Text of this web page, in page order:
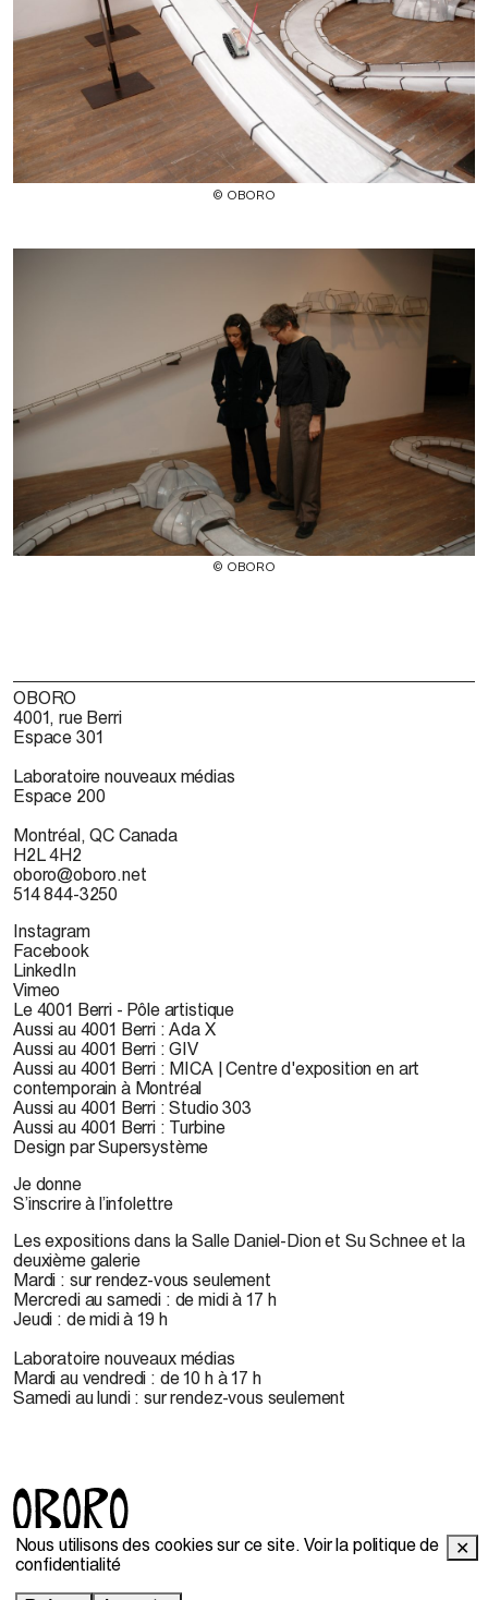
© OBORO
© OBORO
OBORO
4001, rue Berri
Espace 301
Laboratoire nouveaux médias
Espace 200
Montréal, QC Canada
H2L 4H2
oboro@oboro.net
514 844-3250
Instagram
Facebook
LinkedIn
Vimeo
Le 4001 Berri - Pôle artistique
Aussi au 4001 Berri : Ada X
Aussi au 4001 Berri : GIV
Aussi au 4001 Berri : MICA | Centre d'exposition en art
contemporain à Montréal
Aussi au 4001 Berri : Studio 303
Aussi au 4001 Berri : Turbine
Design par Supersystème
Je donne
S’inscrire à l’infolettre
Les expositions dans la Salle Daniel-Dion et Su Schnee et la
deuxième galerie
Mardi : sur rendez-vous seulement
Mercredi au samedi : de midi à 17 h
Jeudi : de midi à 19 h
Laboratoire nouveaux médias
Mardi au vendredi : de 10 h à 17 h
Samedi au lundi : sur rendez-vous seulement
© 2022 OBORO. Il est interdit de reproduire, télécharger,
Nous utilisons des cookies sur ce site. Voir la politique de
confidentialité
✕